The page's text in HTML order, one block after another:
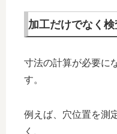
加工だけでなく
寸法の計算が必要に
す。
例えば、穴位置を測
く、